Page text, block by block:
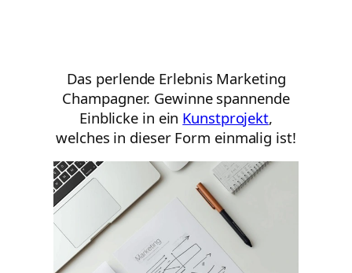
Das perlende Erlebnis Marketing
Champagner. Gewinne spannende
Einblicke in ein Kunstprojekt,
welches in dieser Form einmalig ist!